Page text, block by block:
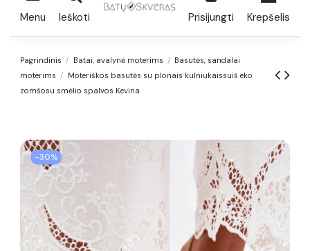
Menu Ieškoti Prisijungti Krepšelis
Pagrindinis Batai, avalynė moterims
Basutės, sandalai
moterims
Moteriškos basutės su plonais kulniukaissuiš eko
zomšosu smėlio spalvos Kevina
−30%